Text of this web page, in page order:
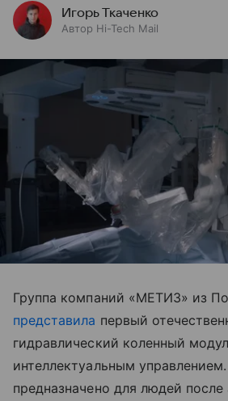
Игорь Ткаченко
Автор Hi-Tech Mail
Группа компаний «МЕТИЗ» из
представила первый
гидравлический коленный
интеллектуальным
предназначено для людей